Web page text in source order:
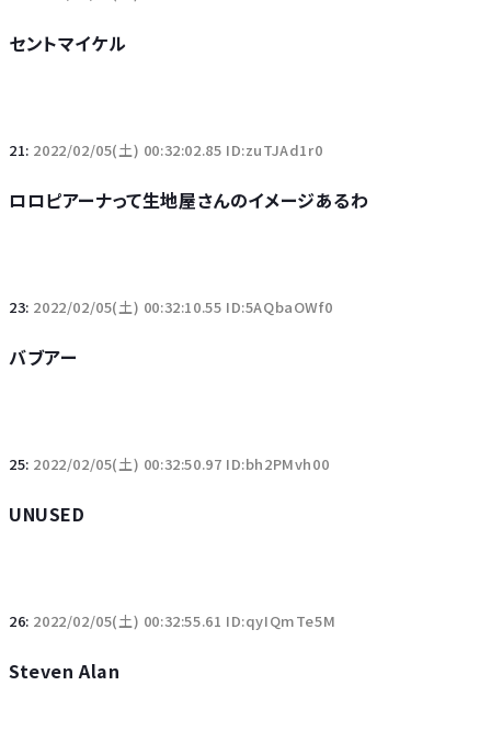
セントマイケル
21: 2022/02/05(土) 00:32:02.85 ID:zuTJAd1r0
ロロピアーナって生地屋さんのイメージあるわ
23: 2022/02/05(土) 00:32:10.55 ID:5AQbaOWf0
バブアー
25: 2022/02/05(土) 00:32:50.97 ID:bh2PMvh00
UNUSED
26: 2022/02/05(土) 00:32:55.61 ID:qyIQmTe5M
Steven Alan